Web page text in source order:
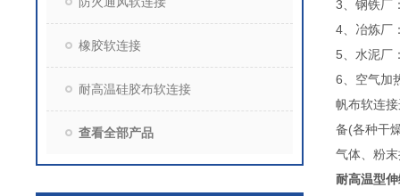
橡胶软连接
耐高温硅胶布软连接
查看全部产品
3、钢铁厂
4、冶炼厂
5、水泥厂
6、空气加
帆布软连
备(各种干
气体、粉
耐高温型